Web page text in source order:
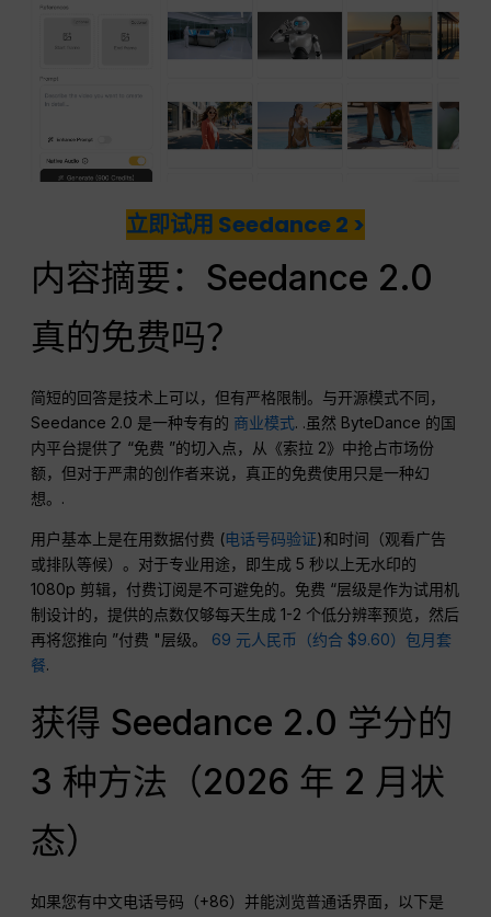
立即试用 Seedance 2 >
内容摘要：Seedance 2.0
真的免费吗？
简短的回答是技术上可以，但有严格限制。与开源模式不同，
Seedance 2.0 是一种专有的 商业模式. .虽然 ByteDance 的国
内平台提供了 “免费 ”的切入点，从《索拉 2》中抢占市场份
额，但对于严肃的创作者来说，真正的免费使用只是一种幻
想。.
用户基本上是在用数据付费 (电话号码验证)和时间（观看广告
或排队等候）。对于专业用途，即生成 5 秒以上无水印的
1080p 剪辑，付费订阅是不可避免的。免费 “层级是作为试用机
制设计的，提供的点数仅够每天生成 1-2 个低分辨率预览，然后
再将您推向 ”付费 "层级。 69 元人民币（约合 $9.60）包月套
餐.
获得 Seedance 2.0 学分的
3 种方法（2026 年 2 月状
态）
如果您有中文电话号码（+86）并能浏览普通话界面，以下是